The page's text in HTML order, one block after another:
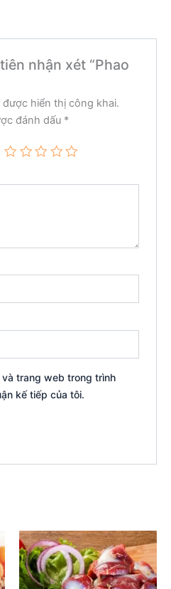
nhận xét “Phao
hiển thị công khai.
đánh dấu *
và trang web trong trình
kế tiếp của tôi.